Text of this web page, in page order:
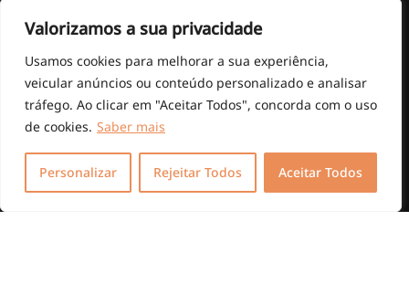
Valorizamos a sua privacidade
Usamos cookies para melhorar a sua experiência,
veicular anúncios ou conteúdo personalizado e analisar
tráfego. Ao clicar em "Aceitar Todos", concorda com o uso
de cookies. Saber mais
Personalizar Rejeitar Todos Aceitar Todos
Seg. – Sáb.
09:00 – 19:00
+351 289 516 860
(Chamada para a rede fixa nacional)
+351 968 369 768